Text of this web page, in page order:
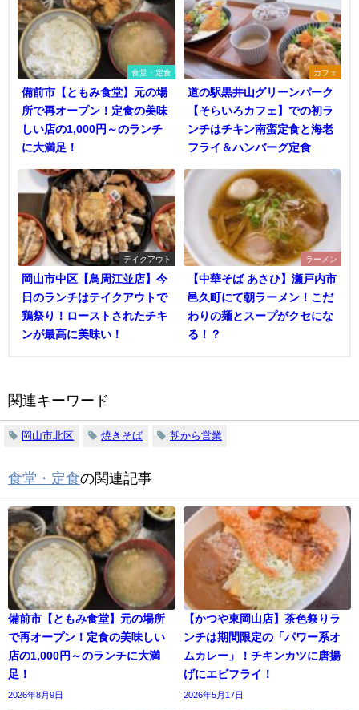
食堂・定食
備前市【ともみ食堂】元の場
所で再オープン！定食の美味
しい店の1,000円～のランチ
に大満足！
カフェ
道の駅黒井山グリーンパーク
【そらいろカフェ】での初ラ
ンチはチキン南蛮定食と海老
フライ＆ハンバーグ定食
テイクアウト
岡山市中区【鳥周江並店】今
日のランチはテイクアウトで
鶏祭り！ローストされたチキ
ンが最高に美味い！
ラーメン
【中華そば あさひ】瀬戸内市
邑久町にて朝ラーメン！こだ
わりの麺とスープがクセにな
る！？
関連キーワード
岡山市北区 焼きそば 朝から営業
食堂・定食の関連記事
備前市【ともみ食堂】元の場所
で再オープン！定食の美味しい
店の1,000円～のランチに大満
足！
2026年8月9日
【かつや東岡山店】茶色祭りラ
ンチは期間限定の「パワー系オ
ムカレー」！チキンカツに唐揚
げにエビフライ！
2026年5月17日